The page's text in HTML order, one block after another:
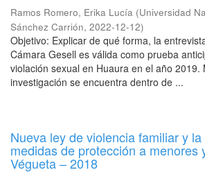
Ramos Romero, Erika Lucía (Universidad
Sánchez Carrión, 2022-12-12)
Objetivo: Explicar de qué forma, la
Cámara Gesell es válida como prueba
violación sexual en Huaura en el año 2019.
investigación se encuentra dentro de ...
Nueva ley de violencia familiar y
medidas de protección a menores
Végueta – 2018